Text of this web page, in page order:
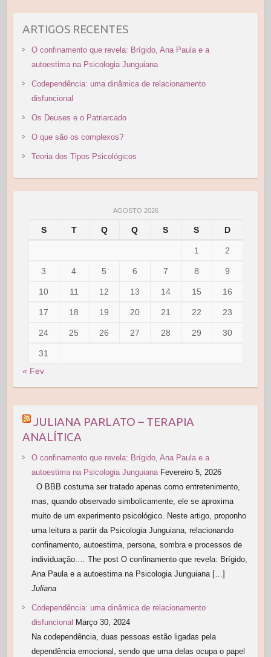
ARTIGOS RECENTES
O confinamento que revela: Brígido, Ana Paula e a
autoestima na Psicologia Junguiana
Codependência: uma dinâmica de relacionamento
disfuncional
Os Deuses e o Patriarcado
O que são os complexos?
Teoria dos Tipos Psicológicos
AGOSTO 2026
S T Q Q S S D
1 2
3 4 5 6 7 8 9
10 11 12 13 14 15 16
17 18 19 20 21 22 23
24 25 26 27 28 29 30
31
« Fev
JULIANA PARLATO – TERAPIA
ANALÍTICA
O confinamento que revela: Brígido, Ana Paula e a
autoestima na Psicologia Junguiana Fevereiro 5, 2026
O BBB costuma ser tratado apenas como entretenimento,
mas, quando observado simbolicamente, ele se aproxima
muito de um experimento psicológico. Neste artigo, proponho
uma leitura a partir da Psicologia Junguiana, relacionando
confinamento, autoestima, persona, sombra e processos de
individuação.… The post O confinamento que revela: Brígido,
Ana Paula e a autoestima na Psicologia Junguiana […]
Juliana
Codependência: uma dinâmica de relacionamento
disfuncional Março 30, 2024
Na codependência, duas pessoas estão ligadas pela
dependência emocional, sendo que uma delas ocupa o papel